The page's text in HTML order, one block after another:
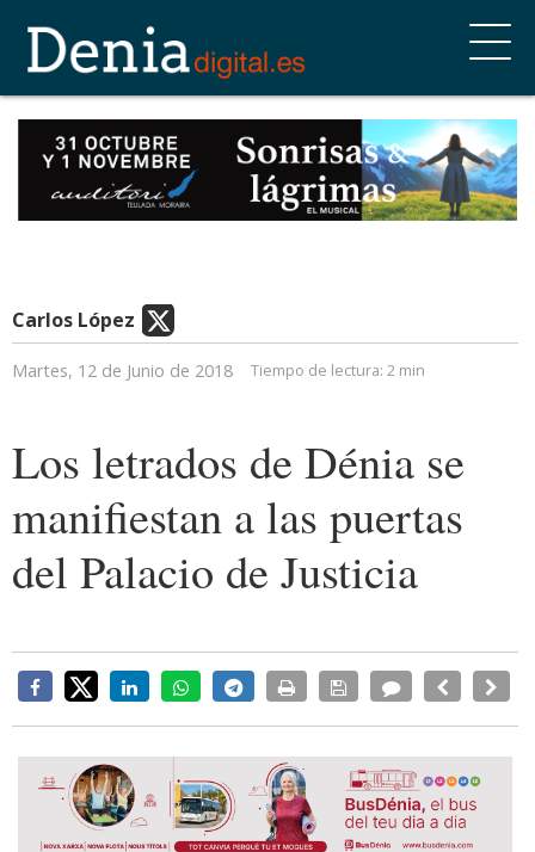
Carlos López
Martes, 12 de Junio de 2018 Tiempo de lectura: 2 min
Los letrados de Dénia se
manifiestan a las puertas
del Palacio de Justicia